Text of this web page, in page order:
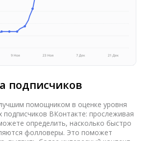
подписчиков
помощником в оценке уровня
подписчиков ВКонтакте: прослеживая
определить, насколько быстро
фолловеры. Это поможет